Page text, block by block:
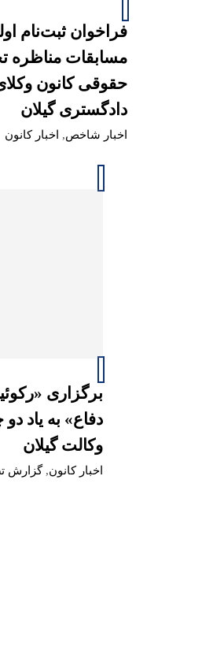
فراخوان ثبت‌نام
مسابقات
حقوقی کانون
دادگستری گیلان
اخبار شاخص, اخبار کانون
برگزاری
دفاع» به یاد دو
وکالت گیلان
اخبار کانون,گزارش